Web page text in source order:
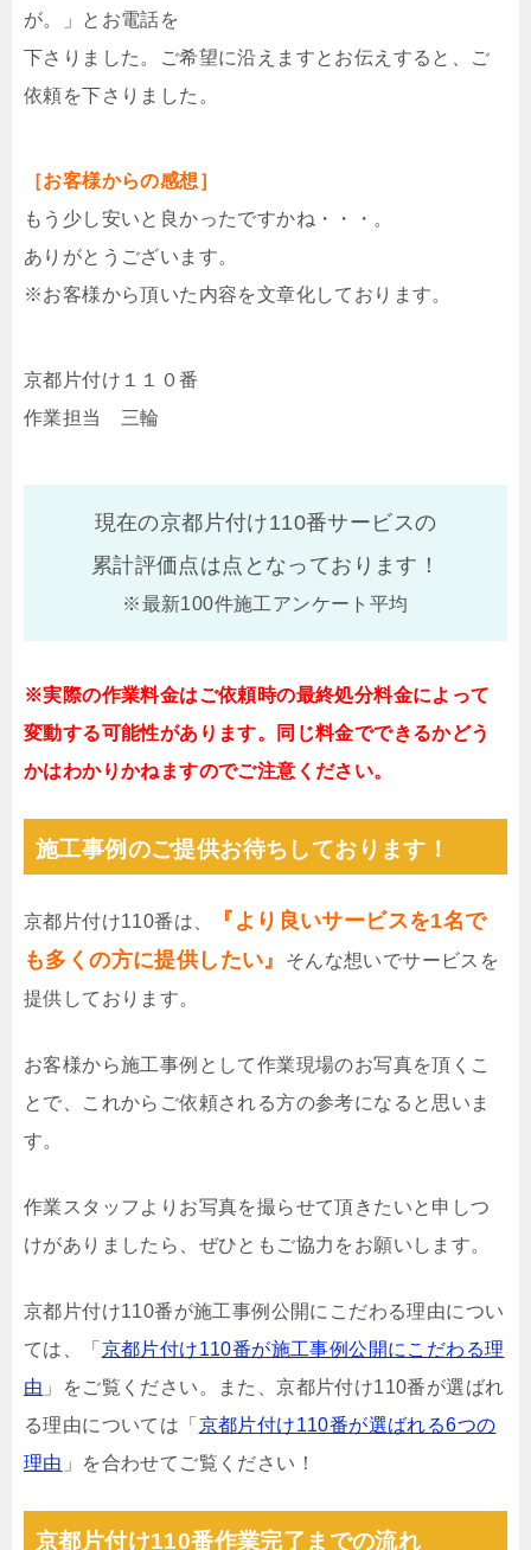
が。」とお電話を
下さりました。ご希望に沿えますとお伝えすると、ご
依頼を下さりました。
［お客様からの感想］
もう少し安いと良かったですかね・・・。
ありがとうございます。
※お客様から頂いた内容を文章化しております。
京都片付け１１０番
作業担当 三輪
現在の京都片付け110番サービスの
累計評価点は点となっております！
※最新100件施工アンケート平均
※実際の作業料金はご依頼時の最終処分料金によって
変動する可能性があります。同じ料金でできるかどう
かはわかりかねますのでご注意ください。
施工事例のご提供お待ちしております！
京都片付け110番は、
『より良いサービスを1名で
も多くの方に提供したい』
そんな想いでサービスを
提供しております。
お客様から施工事例として作業現場のお写真を頂くこ
とで、これからご依頼される方の参考になると思いま
す。
作業スタッフよりお写真を撮らせて頂きたいと申しつ
けがありましたら、ぜひともご協力をお願いします。
京都片付け110番が施工事例公開にこだわる理由につい
ては、「 京都片付け110番が施工事例公開にこだわる理
由 」をご覧ください。また、京都片付け110番が選ばれ
る理由については「 京都片付け110番が選ばれる6つの
理由 」を合わせてご覧ください！
京都片付け110番作業完了までの流れ